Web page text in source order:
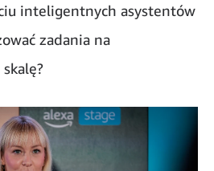
inteligentnych asystentów
zadania na